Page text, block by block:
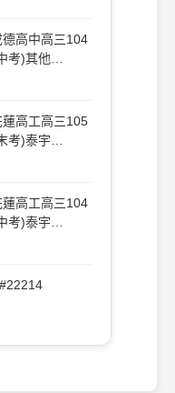
高中高三104
考)其他
高工高三105
考)泰宇
高工高三104
考)泰宇